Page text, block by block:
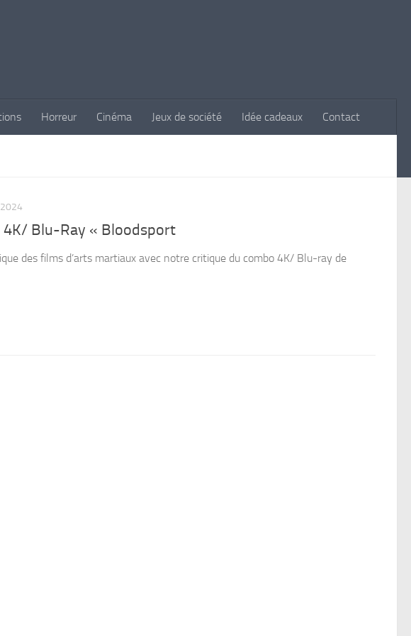
Horreur Cinéma Jeux de société Idée cadeaux Contact
4K/ Blu-Ray « Bloodsport
des films d’arts martiaux avec notre critique du combo 4K/ Blu-ray de